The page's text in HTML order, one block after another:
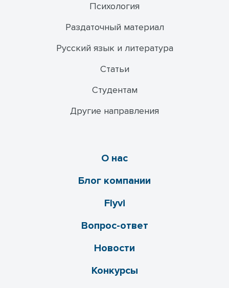
Психология
Раздаточный материал
Русский язык и литература
Статьи
Студентам
Другие направления
О нас
Блог компании
Flyvi
Вопрос-ответ
Новости
Конкурсы